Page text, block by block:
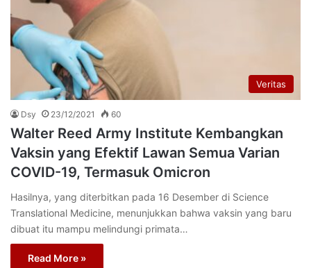
Veritas
Dsy 23/12/2021 60
Walter Reed Army Institute Kembangkan
Vaksin yang Efektif Lawan Semua Varian
COVID-19, Termasuk Omicron
Hasilnya, yang diterbitkan pada 16 Desember di Science
Translational Medicine, menunjukkan bahwa vaksin yang baru
dibuat itu mampu melindungi primata…
Read More »